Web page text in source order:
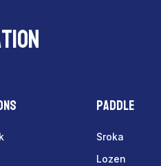
Paddle
Sroka
Lozen